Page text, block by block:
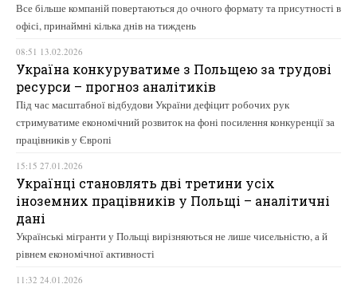
Все більше компаній повертаються до очного формату та присутності в
офісі, принаймні кілька днів на тиждень
08:51 13.02.2026
Україна конкуруватиме з Польщею за трудові
ресурси – прогноз аналітиків
Під час масштабної відбудови України дефіцит робочих рук
стримуватиме економічний розвиток на фоні посилення конкуренції за
працівників у Європі
15:15 27.01.2026
Українці становлять дві третини усіх
іноземних працівників у Польщі – аналітичні
дані
Українські мігранти у Польщі вирізняються не лише чисельністю, а й
рівнем економічної активності
11:32 24.01.2026